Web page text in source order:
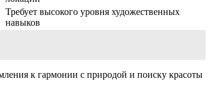
Требует высокого уровня художественных
навыков
к гармонии с природой и поиску красоты